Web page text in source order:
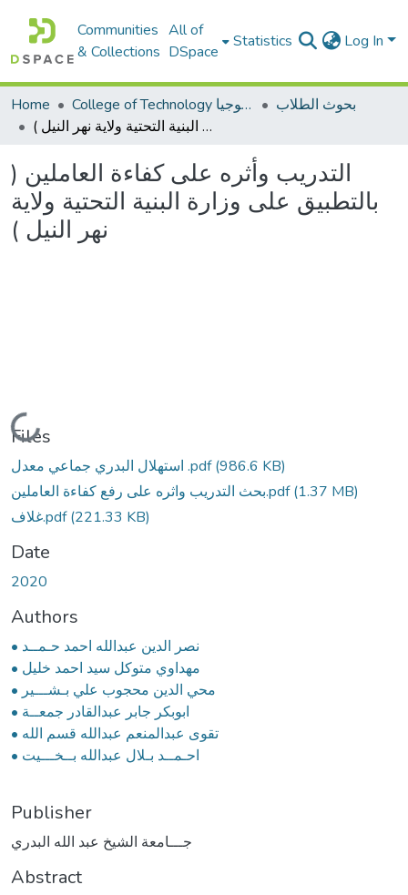
Communities
& Collections
All of
DSpace
Statistics Log In
Home College of Technology كلية التكنولوجيا
بحوث الطلاب
التدريب وأثره على كفاءة العاملين ( بالتطبيق على وزارة البنية التحتية ولاية نهر النيل )
التدريب وأثره على كفاءة العاملين (
بالتطبيق على وزارة البنية التحتية ولاية
نهر النيل )
Loading...
Files
استهلال البدري جماعي معدل .pdf(986.6 KB)
بحث التدريب واثره على رفع كفاءة العاملين.pdf(1.37 MB)
غلاف.pdf(221.33 KB)
Date
2020
Authors
• نصر الدين عبدالله احمد حـمــد
• مهداوي متوكل سيد احمد خليل
• محي الدين محجوب علي بـشـــير
• ابوبكر جابر عبدالقادر جمعــة
• تقوى عبدالمنعم عبدالله قسم الله
• احـمــد بـلال عبدالله بــخـــيت
Publisher
جـــامعة الشيخ عبد الله البدري
Abstract